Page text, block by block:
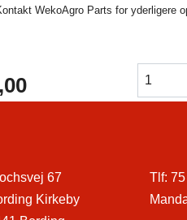
WekoAgro Parts for yderligere
67
Kirkeby
Tlf: